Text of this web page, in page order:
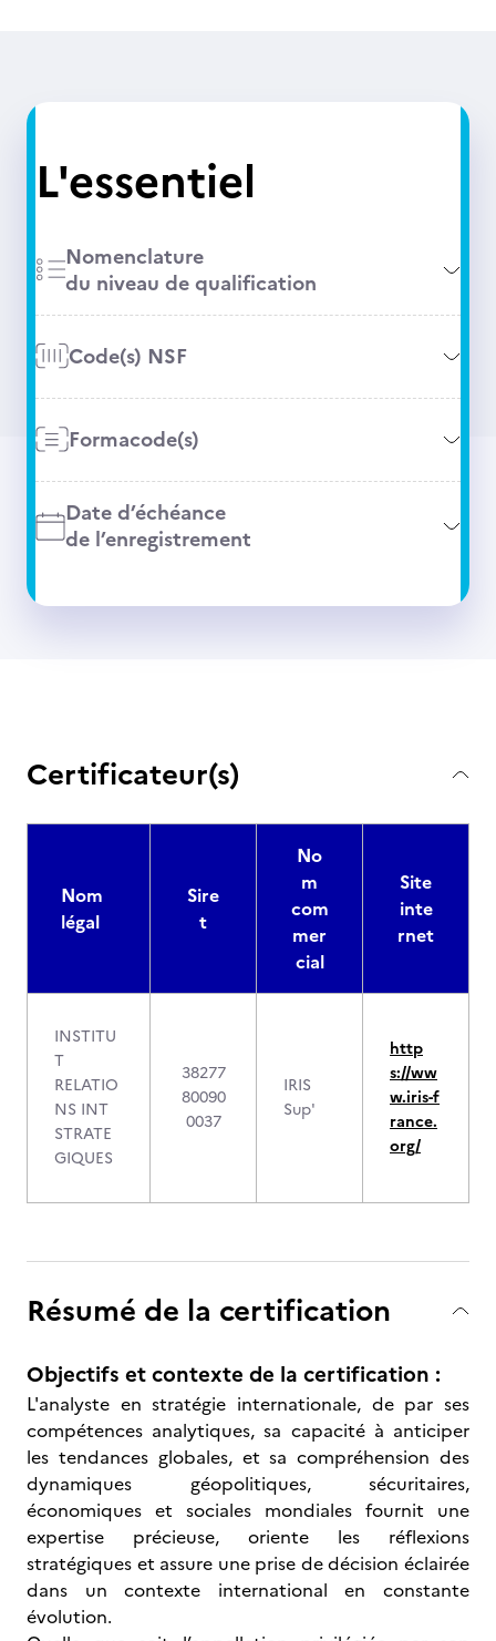
L'essentiel
Nomenclature
du niveau de qualification
Code(s) NSF
Formacode(s)
Date d’échéance
de l’enregistrement
Certificateur(s)
Nom
légal
Sire
t
No
m
com
mer
cial
Site
inte
rnet
INSTITU
T
RELATIO
NS INT
STRATE
GIQUES
38277
80090
0037
IRIS
Sup'
http
s://ww
w.iris-f
rance.
org/
Résumé de la certification
Objectifs et contexte de la certification :
L'analyste en stratégie internationale, de par ses
compétences analytiques, sa capacité à anticiper
les tendances globales, et sa compréhension des
dynamiques géopolitiques, sécuritaires,
économiques et sociales mondiales fournit une
expertise précieuse, oriente les réflexions
stratégiques et assure une prise de décision éclairée
dans un contexte international en constante
évolution.